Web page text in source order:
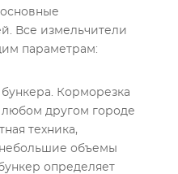
Все измельчители
параметрам:
Корморезка
любом другом городе
техника,
объемы
определяет